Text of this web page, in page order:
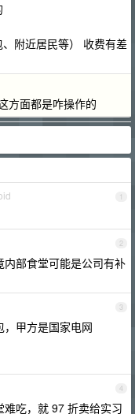
附近居民等） 收费有差
方面都是咋操作的
1
2
部食堂可能是公司有补
3
甲方是国家电网
4
吃，就 97 折卖给实习